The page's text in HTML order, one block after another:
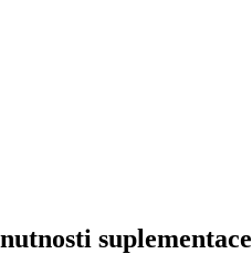
suplementace